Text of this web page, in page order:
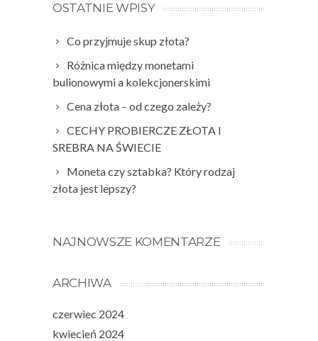
OSTATNIE WPISY
Co przyjmuje skup złota?
Różnica między monetami
bulionowymi a kolekcjonerskimi
Cena złota – od czego zależy?
CECHY PROBIERCZE ZŁOTA I
SREBRA NA ŚWIECIE
Moneta czy sztabka? Który rodzaj
złota jest lepszy?
NAJNOWSZE KOMENTARZE
ARCHIWA
czerwiec 2024
kwiecień 2024